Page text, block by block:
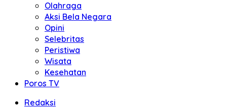
Olahraga
Aksi Bela Negara
Opini
Selebritas
Peristiwa
Wisata
Kesehatan
Poros TV
Redaksi